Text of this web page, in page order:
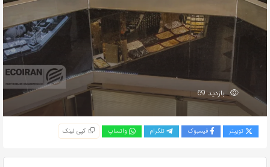
بازدید 69
توییتر فیسبوک تلگرام واتساپ کپی لینک